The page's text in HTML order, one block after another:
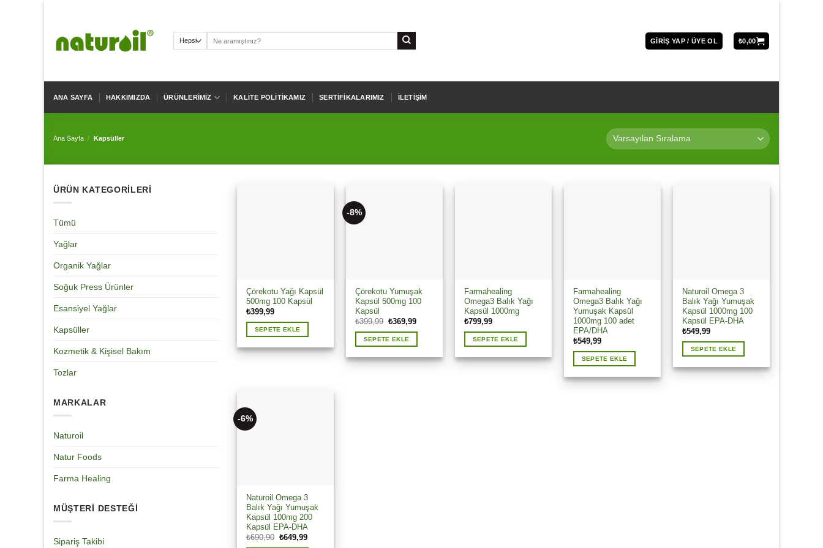
GIRIŞ YAP / ÜYE OL ₺0,00
ANA SAYFA HAKKIMIZDA ÜRÜNLERIMIZ KALITE POLITIKAMIZ SERTIFIKALARIMIZ İLETIŞIM
Ana Sayfa / Kapsüller
ÜRÜN KATEGORILERI
Tümü
Yağlar
Organik Yağlar
Soğuk Press Ürünler
Esansiyel Yağlar
Kapsüller
Kozmetik & Kişisel Bakım
Tozlar
MARKALAR
Naturoil
Natur Foods
Farma Healing
MÜŞTERİ DESTEĞİ
Sipariş Takibi
Çörekotu Yağı Kapsül
500mg 100 Kapsül
₺399,99
SEPETE EKLE
-8%
Çörekotu Yumuşak
Kapsül 500mg 100
Kapsül
₺399,99 Orijinal
₺399,99.
₺369,99Şu
fiyat:
SEPETE EKLE
Farmahealing
Omega3 Balık Yağı
Kapsül 1000mg
₺799,99
SEPETE EKLE
Farmahealing
Omega3 Balık Yağı
Yumuşak Kapsül
1000mg 100 adet
EPA/DHA
₺549,99
SEPETE EKLE
Naturoil Omega 3
Balık Yağı Yumuşak
Kapsül 1000mg 100
Kapsül EPA-DHA
₺549,99
SEPETE EKLE
-6%
Naturoil Omega 3
Balık Yağı Yumuşak
Kapsül 100mg 200
Kapsül EPA-DHA
₺690,90 Orijinal
₺649,99Şu